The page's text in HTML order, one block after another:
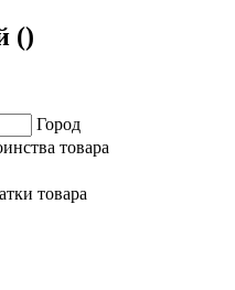
()
Город
товара
товара